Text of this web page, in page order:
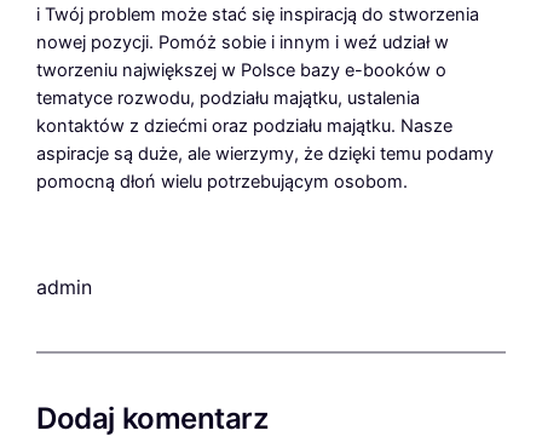
i Twój problem może stać się inspiracją do stworzenia
nowej pozycji. Pomóż sobie i innym i weź udział w
tworzeniu największej w Polsce bazy e-booków o
tematyce rozwodu, podziału majątku, ustalenia
kontaktów z dziećmi oraz podziału majątku. Nasze
aspiracje są duże, ale wierzymy, że dzięki temu podamy
pomocną dłoń wielu potrzebującym osobom.
admin
Dodaj komentarz